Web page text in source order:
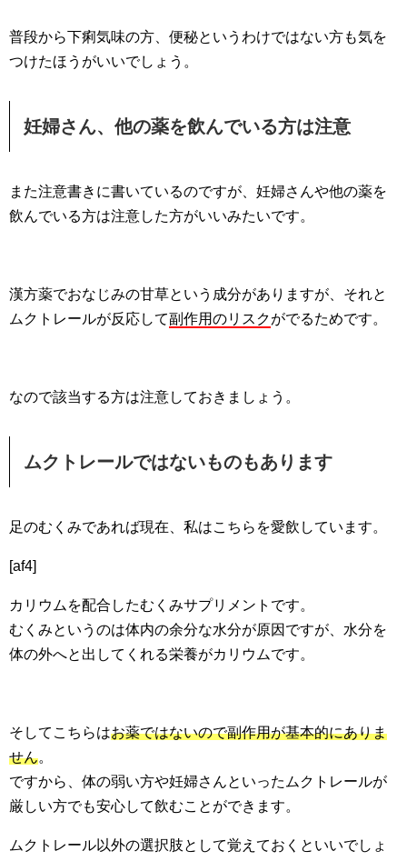
普段から下痢気味の方、便秘というわけではない方も気を
つけたほうがいいでしょう。
妊婦さん、他の薬を飲んでいる方は注意
また注意書きに書いているのですが、妊婦さんや他の薬を
飲んでいる方は注意した方がいいみたいです。
漢方薬でおなじみの甘草という成分がありますが、それと
ムクトレールが反応して副作用のリスクがでるためです。
なので該当する方は注意しておきましょう。
ムクトレールではないものもあります
足のむくみであれば現在、私はこちらを愛飲しています。
[af4]
カリウムを配合したむくみサプリメントです。
むくみというのは体内の余分な水分が原因ですが、水分を
体の外へと出してくれる栄養がカリウムです。
そしてこちらはお薬ではないので副作用が基本的にありま
せん。
ですから、体の弱い方や妊婦さんといったムクトレールが
厳しい方でも安心して飲むことができます。
ムクトレール以外の選択肢として覚えておくといいでしょ